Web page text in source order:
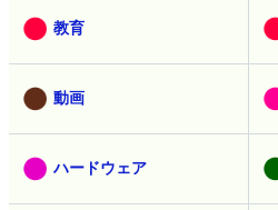
教育
動画
ハードウェア